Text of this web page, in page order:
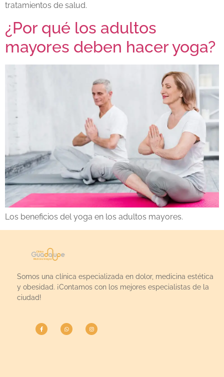
tratamientos de salud.
¿Por qué los adultos
mayores deben hacer yoga?
Los beneficios del yoga en los adultos mayores.
Somos una clínica especializada en dolor, medicina estética
y obesidad. ¡Contamos con los mejores especialistas de la
ciudad!